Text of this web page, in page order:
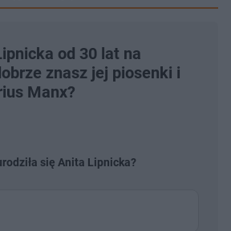
od 30 lat na
znasz jej piosenki i
Manx?
się Anita Lipnicka?